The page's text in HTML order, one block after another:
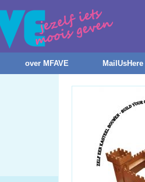
over MFAVE MailUsHere